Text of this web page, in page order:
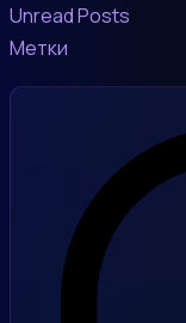
Unread Posts
Метки